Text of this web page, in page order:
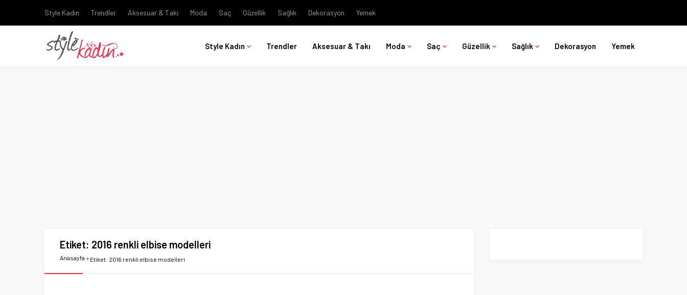
Style Kadın Trendler Aksesuar & Takı Moda Saç Güzellik Sağlık Dekorasyon Yemek
Style Kadın Trendler Aksesuar & Takı Moda Saç Güzellik Sağlık Dekorasyon Yemek
Etiket: 2016 renkli elbise modelleri
Anasayfa » Etiket: 2016 renkli elbise modelleri